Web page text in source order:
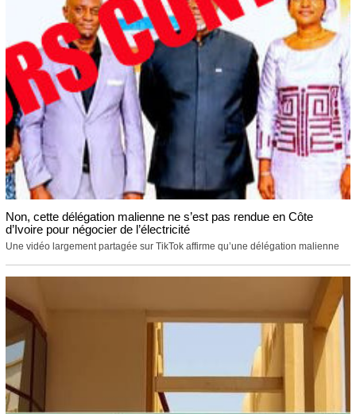
Non, cette délégation malienne ne s’est pas rendue en Côte
d’Ivoire pour négocier de l’électricité
Une vidéo largement partagée sur TikTok affirme qu’une délégation malienne